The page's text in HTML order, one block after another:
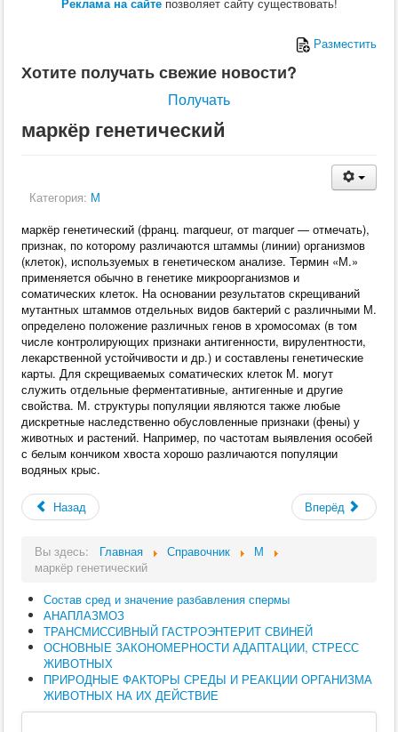
Разместить
Хотите получать свежие новости?
Получать
маркёр генетический
Категория: М
маркёр генетический (франц. marqueur, от marquer — отмечать),
признак, по которому различаются штаммы (линии) организмов
(клеток), используемых в генетическом анализе. Термин «М.»
применяется обычно в генетике микроорганизмов и
соматических клеток. На основании результатов скрещиваний
мутантных штаммов отдельных видов бактерий с различными М.
определено положение различных генов в хромосомах (в том
числе контролирующих признаки антигенности, вирулентности,
лекарственной устойчивости и др.) и составлены генетические
карты. Для скрещиваемых соматических клеток М. могут
служить отдельные ферментативные, антигенные и другие
свойства. М. структуры популяции являются также любые
дискретные наследственно обусловленные признаки (фены) у
животных и растений. Например, по частотам выявления особей
с белым кончиком хвоста хорошо различаются популяции
водяных крыс.
Назад Вперёд
Вы здесь: Главная Справочник
М
маркёр генетический
Состав сред и значение разбавления спермы
АНАПЛАЗМОЗ
ТРАНСМИССИВНЫЙ ГАСТРОЭНТЕРИТ СВИНЕЙ
ОСНОВНЫЕ ЗАКОНОМЕРНОСТИ АДАПТАЦИИ, СТРЕСС
ЖИВОТНЫХ
ПРИРОДНЫЕ ФАКТОРЫ СРЕДЫ И РЕАКЦИИ ОРГАНИЗМА
ЖИВОТНЫХ НА ИХ ДЕЙСТВИЕ